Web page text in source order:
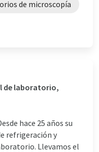
de microscopía
de laboratorio,
hace 25 años su
refrigeración y
Llevamos el